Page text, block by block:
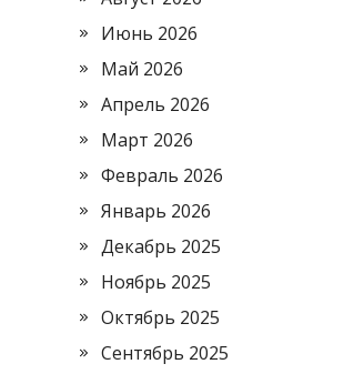
Июнь 2026
Май 2026
Апрель 2026
Март 2026
Февраль 2026
Январь 2026
Декабрь 2025
Ноябрь 2025
Октябрь 2025
Сентябрь 2025